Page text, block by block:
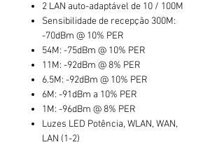
2 LAN auto-adaptável de 10 / 100M
Sensibilidade de recepção 300M:
-70dBm @ 10% PER
54M: -75dBm @ 10% PER
11M: -92dBm @ 8% PER
6.5M: -92dBm @ 10% PER
6M: -91dBm a 10% PER
1M: -96dBm @ 8% PER
Luzes LED Potência, WLAN, WAN,
LAN (1-2)